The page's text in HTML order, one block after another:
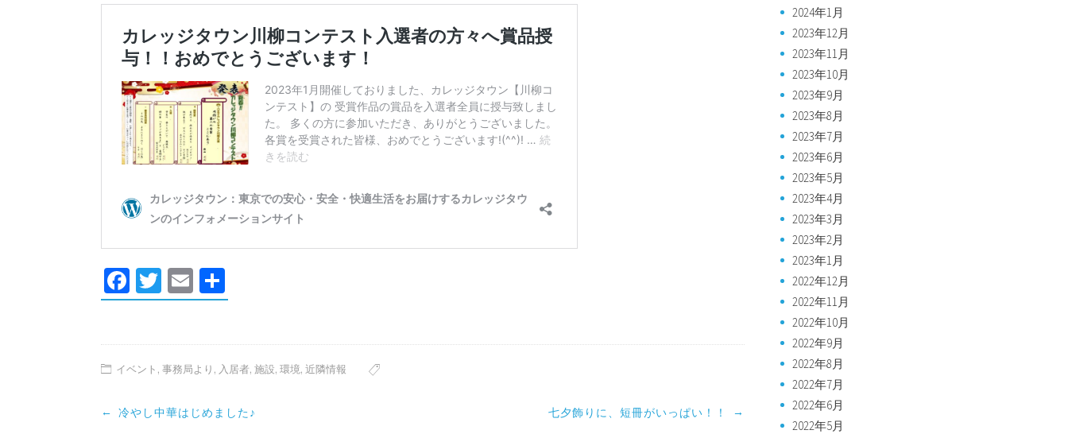
Facebook
Twitter
Email
有
イベント , 事務局より , 入居者, 施設, 環境, 近隣情報
Post
← 冷やし中華はじめました♪ 七夕飾りに、短冊がいっぱい！！ →
2024年1月
2023年12月
2023年11月
2023年10月
2023年9月
2023年8月
2023年7月
2023年6月
2023年5月
2023年4月
2023年3月
2023年2月
2023年1月
2022年12月
2022年11月
2022年10月
2022年9月
2022年8月
2022年7月
2022年6月
2022年5月